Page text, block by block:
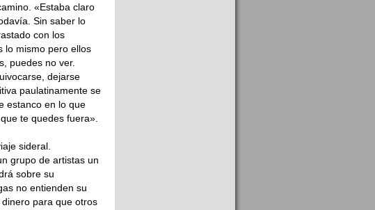
«Estaba claro
Sin saber lo
con los
lo mismo pero ellos
puedes no ver.
dejarse
paulatinamente se
estanco en lo que
te quedes fuera».
sideral.
grupo de artistas un
sobre su
no entienden su
para que otros